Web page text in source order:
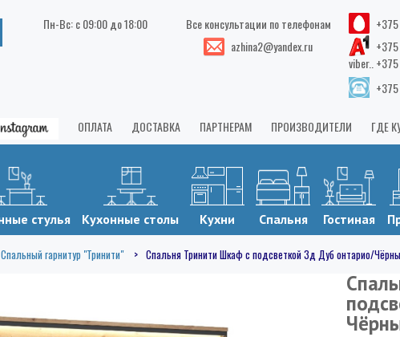
Пн-Вс: с 09:00 до 18:00
Все консультации по телефонам
azhina2@yandex.ru
viber..
ОПЛАТА ДОСТАВКА ПАРТНЕРАМ ПРОИЗВОДИТЕЛИ ГДЕ
стулья Кухонные столы Кухни Спальня Гостиная
Спальный гарнитур "Тринити" Спальня Тринити Шкаф с подсветкой 3д Дуб онтарио/